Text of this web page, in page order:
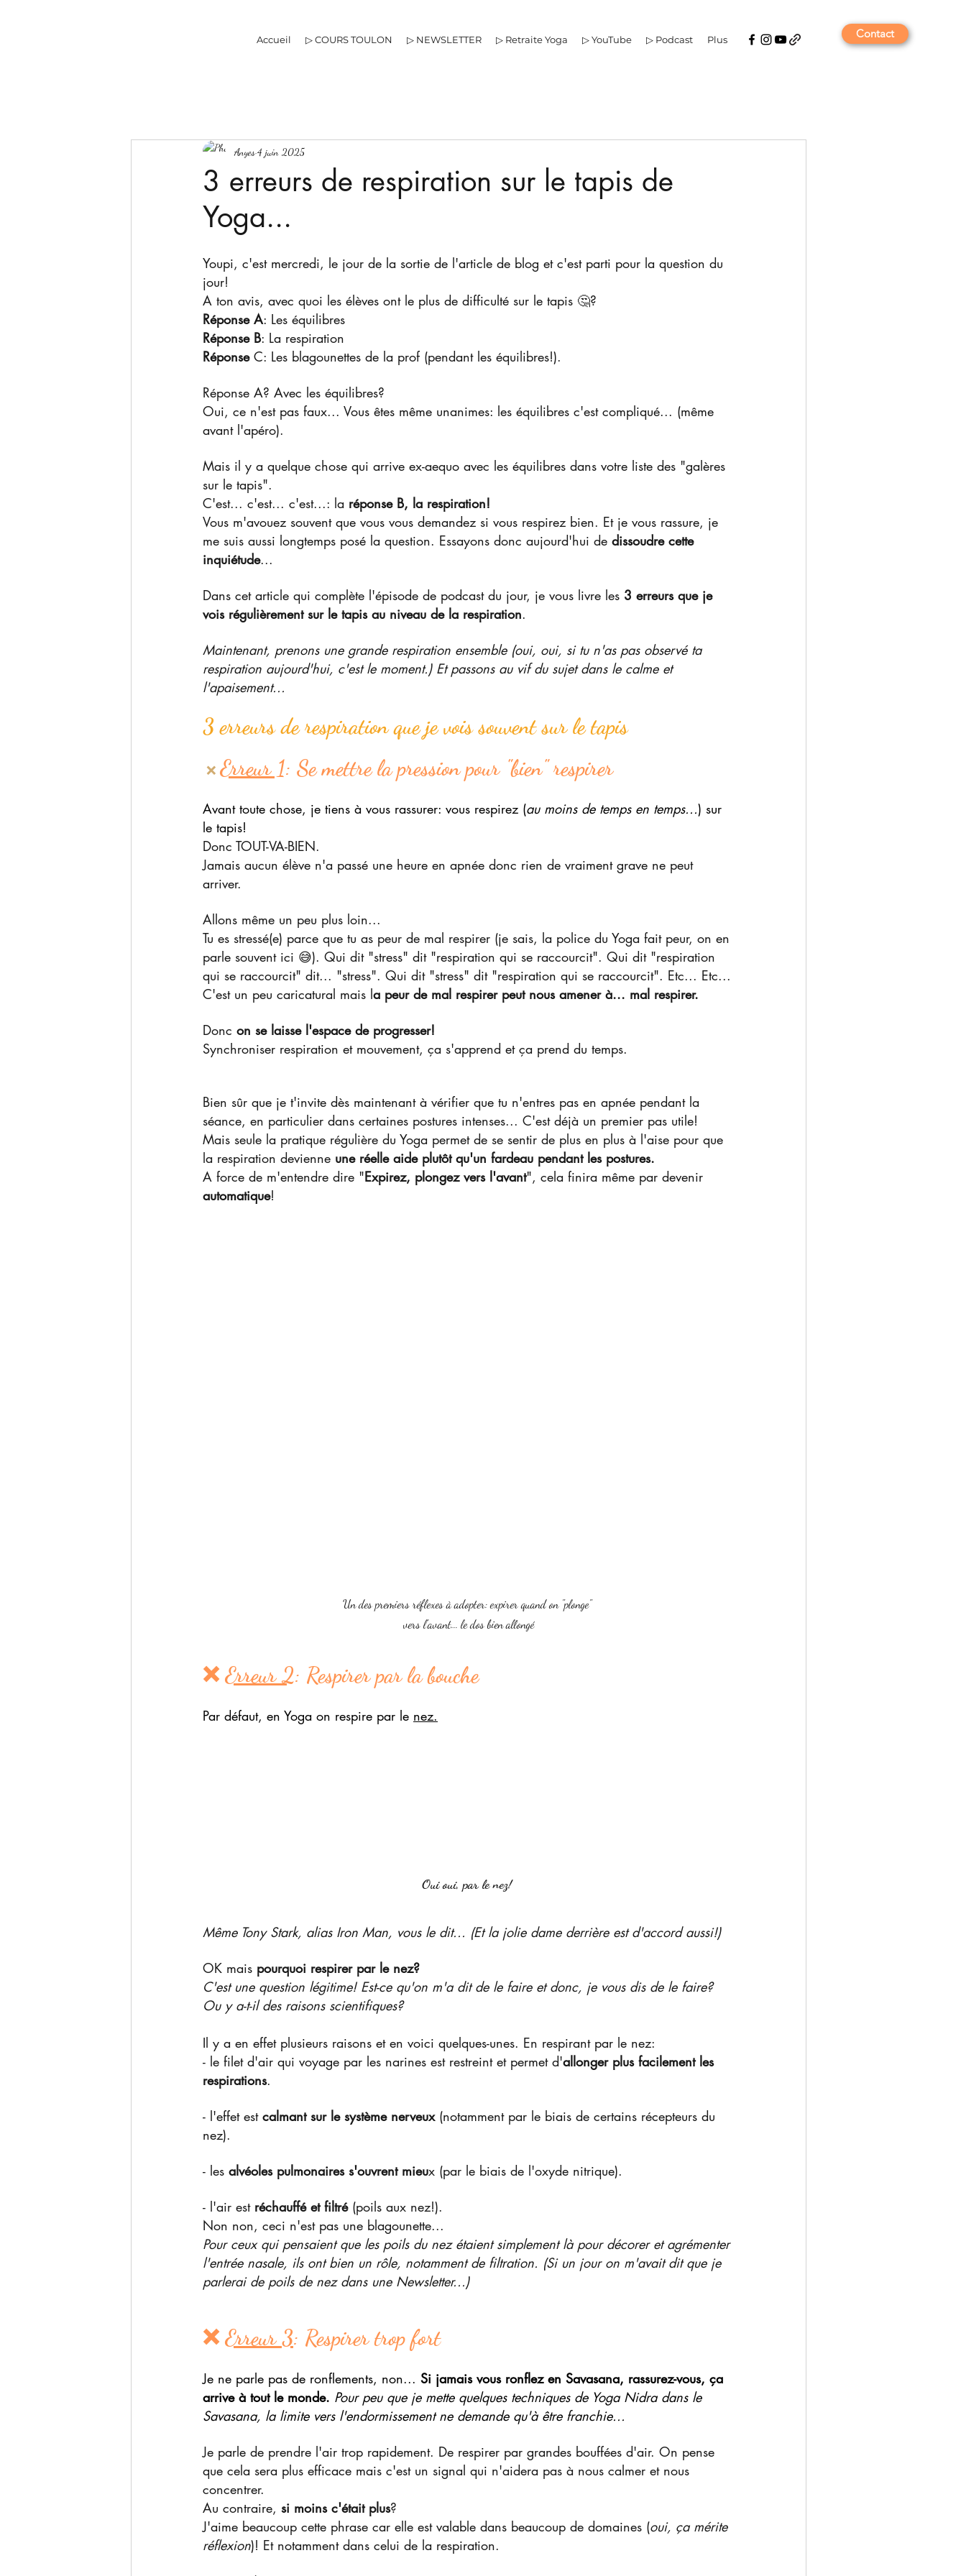
Accueil ▷ COURS TOULON ▷ NEWSLETTER ▷ Retraite Yoga ▷ YouTube ▷ Podcast Plus Contact
3 erreurs de respiration sur le tapis de
Yoga...
Anyes4 juin 2025
Youpi, c'est mercredi, le jour de la sortie de l'article de blog et c'est parti pour la question du
jour!
A ton avis, avec quoi les élèves ont le plus de difficulté sur le tapis 🤔?
Réponse A: Les équilibres
Réponse B: La respiration
Réponse C: Les blagounettes de la prof (pendant les équilibres!).
Réponse A? Avec les équilibres?
Oui, ce n'est pas faux... Vous êtes même unanimes: les équilibres c'est compliqué... (même
avant l'apéro).
Mais il y a quelque chose qui arrive ex-aequo avec les équilibres dans votre liste des "galères
sur le tapis".
C'est... c'est... c'est...: la réponse B, la respiration!
Vous m'avouez souvent que vous vous demandez si vous respirez bien. Et je vous rassure, je
me suis aussi longtemps posé la question. Essayons donc aujourd'hui de dissoudre cette
inquiétude...
Dans cet article qui complète l'épisode de podcast du jour, je vous livre les 3 erreurs que je
vois régulièrement sur le tapis au niveau de la respiration.
Maintenant, prenons une grande respiration ensemble (oui, oui, si tu n'as pas observé ta
respiration aujourd'hui, c'est le moment.) Et passons au vif du sujet dans le calme et
l'apaisement...
3 erreurs de respiration que je vois souvent sur le tapis
❌ Erreur 1: Se mettre la pression pour "bien" respirer
Avant toute chose, je tiens à vous rassurer: vous respirez (au moins de temps en temps...) sur
le tapis!
Donc TOUT-VA-BIEN.
Jamais aucun élève n'a passé une heure en apnée donc rien de vraiment grave ne peut
arriver.
Allons même un peu plus loin...
Tu es stressé(e) parce que tu as peur de mal respirer (je sais, la police du Yoga fait peur, on en
parle souvent ici 😅). Qui dit "stress" dit "respiration qui se raccourcit". Qui dit "respiration
qui se raccourcit" dit... "stress". Qui dit "stress" dit "respiration qui se raccourcit". Etc... Etc...
C'est un peu caricatural mais la peur de mal respirer peut nous amener à... mal respirer.
Donc on se laisse l'espace de progresser!
Synchroniser respiration et mouvement, ça s'apprend et ça prend du temps.
Bien sûr que je t'invite dès maintenant à vérifier que tu n'entres pas en apnée pendant la
séance, en particulier dans certaines postures intenses... C'est déjà un premier pas utile!
Mais seule la pratique régulière du Yoga permet de se sentir de plus en plus à l'aise pour que
la respiration devienne une réelle aide plutôt qu'un fardeau pendant les postures.
A force de m'entendre dire "Expirez, plongez vers l'avant", cela finira même par devenir
automatique!
Un des premiers réflexes à adopter: expirer quand on "plonge"
vers l'avant... le dos bien allongé
❌ Erreur 2: Respirer par la bouche
Par défaut, en Yoga on respire par le nez.
Oui oui, par le nez!
Même Tony Stark, alias Iron Man, vous le dit... (Et la jolie dame derrière est d'accord aussi!)
OK mais pourquoi respirer par le nez?
C'est une question légitime! Est-ce qu'on m'a dit de le faire et donc, je vous dis de le faire?
Ou y a-t-il des raisons scientifiques?
Il y a en effet plusieurs raisons et en voici quelques-unes. En respirant par le nez:
- le filet d'air qui voyage par les narines est restreint et permet d'allonger plus facilement les
respirations.
- l'effet est calmant sur le système nerveux (notamment par le biais de certains récepteurs du
nez).
- les alvéoles pulmonaires s'ouvrent mieux (par le biais de l'oxyde nitrique).
- l'air est réchauffé et filtré (poils aux nez!).
Non non, ceci n'est pas une blagounette...
Pour ceux qui pensaient que les poils du nez étaient simplement là pour décorer et agrémenter
l'entrée nasale, ils ont bien un rôle, notamment de filtration. (Si un jour on m'avait dit que je
parlerai de poils de nez dans une Newsletter...)
❌ Erreur 3: Respirer trop fort
Je ne parle pas de ronflements, non... Si jamais vous ronflez en Savasana, rassurez-vous, ça
arrive à tout le monde. Pour peu que je mette quelques techniques de Yoga Nidra dans le
Savasana, la limite vers l'endormissement ne demande qu'à être franchie...
Je parle de prendre l'air trop rapidement. De respirer par grandes bouffées d'air. On pense
que cela sera plus efficace mais c'est un signal qui n'aidera pas à nous calmer et nous
concentrer.
Au contraire, si moins c'était plus?
J'aime beaucoup cette phrase car elle est valable dans beaucoup de domaines (oui, ça mérite
réflexion)! Et notamment dans celui de la respiration.